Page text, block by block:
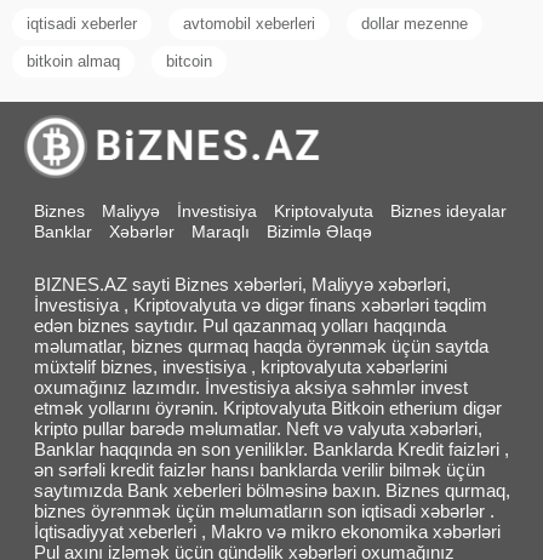
iqtisadi xeberler avtomobil xeberleri dollar mezenne
bitkoin almaq bitcoin
Biznes Maliyyə İnvestisiya Kriptovalyuta
Biznes ideyalar
Banklar
Xəbərlər Maraqlı Bizimlə Əlaqə
BIZNES.AZ sayti Biznes xəbərləri, Maliyyə xəbərləri,
İnvestisiya , Kriptovalyuta və digər finans xəbərləri təqdim
edən biznes saytıdır. Pul qazanmaq yolları haqqında
məlumatlar, biznes qurmaq haqda öyrənmək üçün saytda
müxtəlif biznes, investisiya , kriptovalyuta xəbərlərini
oxumağınız lazımdır. İnvestisiya aksiya səhmlər invest
etmək yollarını öyrənin. Kriptovalyuta Bitkoin etherium digər
kripto pullar barədə məlumatlar. Neft və valyuta xəbərləri,
Banklar haqqında ən son yeniliklər. Banklarda Kredit faizləri ,
ən sərfəli kredit faizlər hansı banklarda verilir bilmək üçün
saytımızda Bank xeberleri bölməsinə baxın. Biznes qurmaq,
biznes öyrənmək üçün məlumatların son iqtisadi xəbərlər .
İqtisadiyyat xeberleri , Makro və mikro ekonomika xəbərləri
Pul axını izləmək üçün gündəlik xəbərləri oxumağınız